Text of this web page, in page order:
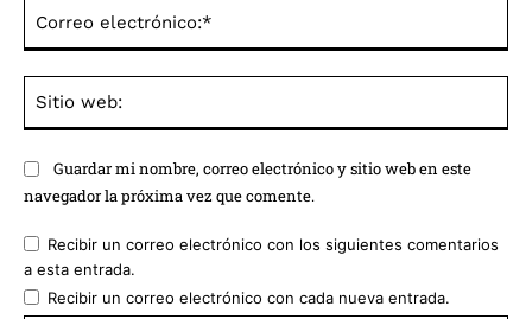
Guardar mi nombre, correo electrónico y sitio web en este
navegador la próxima vez que comente.
Recibir un correo electrónico con los siguientes comentarios
a esta entrada.
Recibir un correo electrónico con cada nueva entrada.